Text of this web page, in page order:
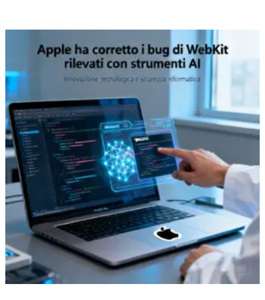
corretto
i
bug
di
WebKit
rilevati
con
strumenti
AI